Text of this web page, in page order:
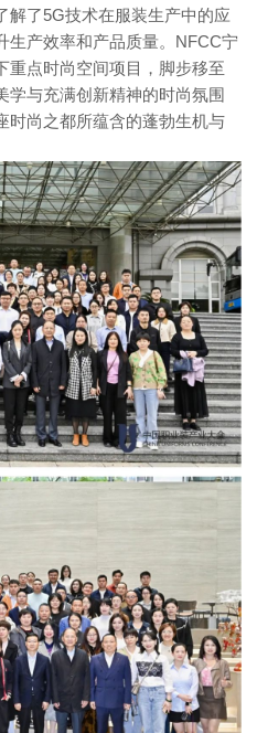
解了5G技术在服装生产中的应
生产效率和产品质量。NFCC宁
重点时尚空间项目，脚步移至
学与充满创新精神的时尚氛围
时尚之都所蕴含的蓬勃生机与